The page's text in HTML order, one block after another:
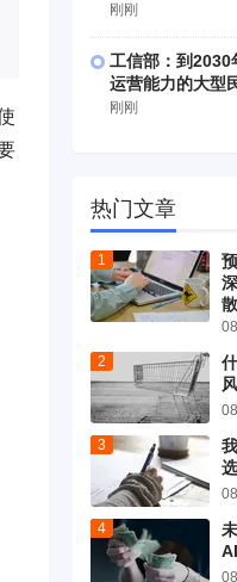
刚刚
工信部：到2030
运营能力的大型
刚刚
热门文章